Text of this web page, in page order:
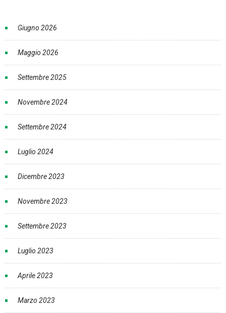
Giugno 2026
Maggio 2026
Settembre 2025
Novembre 2024
Settembre 2024
Luglio 2024
Dicembre 2023
Novembre 2023
Settembre 2023
Luglio 2023
Aprile 2023
Marzo 2023